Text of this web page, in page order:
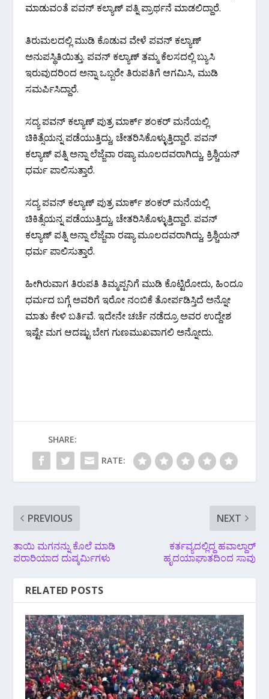
ಮಾಡುವಂತೆ ಪವನ್ ಕಲ್ಯಾಣ್‌ ಪತ್ನಿ ಪ್ರಾರ್ಥನೆ ಮಾಡಲಿದ್ದಾರೆ.
ತಿರುಮಲದಲ್ಲಿ ಮುಡಿ ಕೊಡುವ ವೇಳೆ ಪವನ್‌ ಕಲ್ಯಾಣ್‌
ಅನುಪಸ್ಥಿತಿಯಿತ್ತು. ಪವನ್ ಕಲ್ಯಾಣ್ ತಮ್ಮ ಕೆಲಸದಲ್ಲಿ ಬ್ಯುಸಿ
ಇರುವುದರಿಂದ ಅನ್ನಾ ಒಬ್ಬರೇ ತಿರುಪತಿಗೆ ಆಗಮಿಸಿ, ಮುಡಿ
ಸಮರ್ಪಿಸಿದ್ದಾರೆ.
ಸದ್ಯ ಪವನ್ ಕಲ್ಯಾಣ್ ಪುತ್ರ ಮಾರ್ಕ್ ಶಂಕ‌ರ್ ಮನೆಯಲ್ಲಿ
ಚಿಕಿತ್ಸೆಯನ್ನ ಪಡೆಯುತ್ತಿದ್ದು, ಚೇತರಿಸಿಕೊಳ್ಳುತ್ತಿದ್ದಾರೆ. ಪವನ್
ಕಲ್ಯಾಣ್ ಪತ್ನಿ ಅನ್ನಾ ಲೆಜ್ಜೆವಾ ರಷ್ಯಾ ಮೂಲದವರಾಗಿದ್ದು, ಕ್ರಿಶ್ಚಿಯನ್
ಧರ್ಮ ಪಾಲಿಸುತ್ತಾರೆ.
ಸದ್ಯ ಪವನ್ ಕಲ್ಯಾಣ್ ಪುತ್ರ ಮಾರ್ಕ್ ಶಂಕರ್ ಮನೆಯಲ್ಲಿ
ಚಿಕಿತ್ಸೆಯನ್ನ ಪಡೆಯುತ್ತಿದ್ದು, ಚೇತರಿಸಿಕೊಳ್ಳುತ್ತಿದ್ದಾರೆ. ಪವನ್
ಕಲ್ಯಾಣ್ ಪತ್ನಿ ಅನ್ನಾ ಲೆಜ್ಜೆವಾ ರಷ್ಯಾ ಮೂಲದವರಾಗಿದ್ದು, ಕ್ರಿಶ್ಚಿಯನ್
ಧರ್ಮ ಪಾಲಿಸುತ್ತಾರೆ.
ಹೀಗಿರುವಾಗ ತಿರುಪತಿ ತಿಮ್ಮಪ್ಪನಿಗೆ ಮುಡಿ ಕೊಟ್ಟಿರೋದು, ಹಿಂದೂ
ಧರ್ಮದ ಬಗ್ಗೆ ಅವರಿಗೆ ಇರೋ ನಂಬಿಕೆ ತೋರ್ಪಡಿಸ್ತಿದೆ ಅನ್ನೋ
ಮಾತು ಕೇಳಿ ಬರ್ತಿವೆ. ಇದೇನೇ ಚರ್ಚೆ ನಡೆದ್ರೂ ಅವರ ಉದ್ದೇಶ
ಇಷ್ಟೇ ಮಗ ಆದಷ್ಟು ಬೇಗ ಗುಣಮುಖವಾಗಲಿ ಅನ್ನೋದು.
SHARE:
RATE:
PREVIOUS
ತಾಯಿ ಮಗನನ್ನು ಕೊಲೆ ಮಾಡಿ
ಪರಾರಿಯಾದ ದುಷ್ಕರ್ಮಿಗಳು
NEXT
ಕರ್ತವ್ಯದಲ್ಲಿದ್ದ ಹವಾಲ್ದಾರ್
ಹೃದಯಾಘಾತದಿಂದ ಸಾವು
RELATED POSTS